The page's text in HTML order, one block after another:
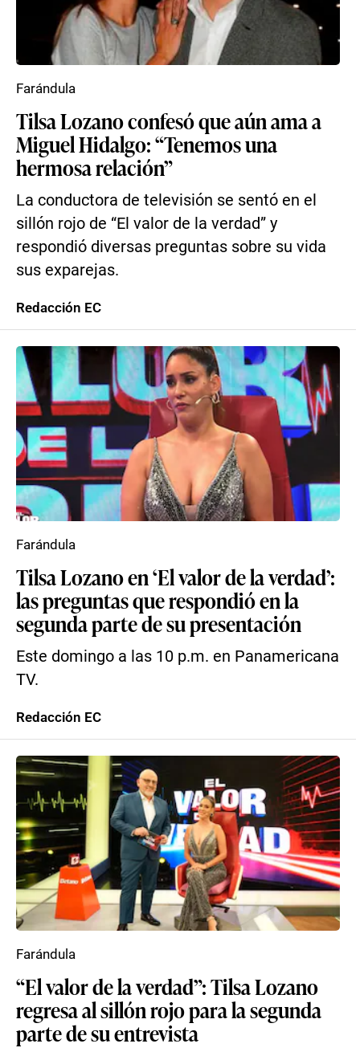
Tilsa Lozano confesó que aún ama a
Miguel Hidalgo: “Tenemos una
hermosa relación”
La conductora de televisión se sentó en el
sillón rojo de “El valor de la verdad” y
respondió diversas preguntas sobre su vida
sus exparejas.
Farándula
Redacción EC
Tilsa Lozano en ‘El valor de la verdad’:
las preguntas que respondió en la
segunda parte de su presentación
Este domingo a las 10 p.m. en Panamericana
TV.
Farándula
Redacción EC
“El valor de la verdad”: Tilsa Lozano
regresa al sillón rojo para la segunda
parte de su entrevista
Farándula